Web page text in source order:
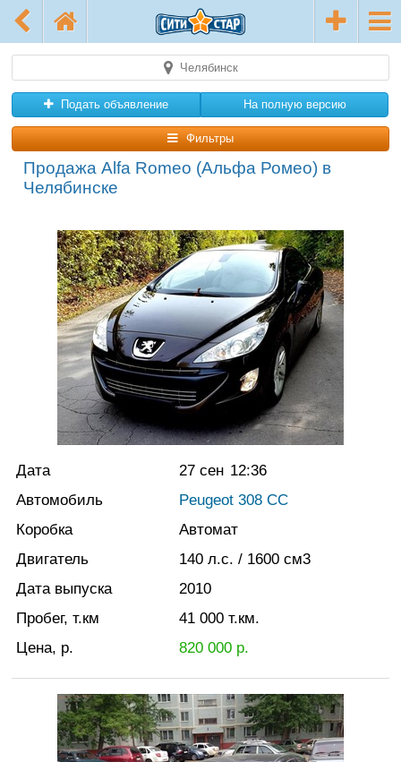
Челябинск
Подать объявление На полную версию
Фильтры
Продажа Alfa Romeo (Альфа Ромео) в
Челябинске
Дата 27 сен 12:36
Автомобиль
Peugeot 308 CC
Коробка
Автомат
Двигатель
140 л.с. / 1600 см3
Дата выпуска
2010
Пробег, т.км
41 000 т.км.
Цена, р.
820 000р.